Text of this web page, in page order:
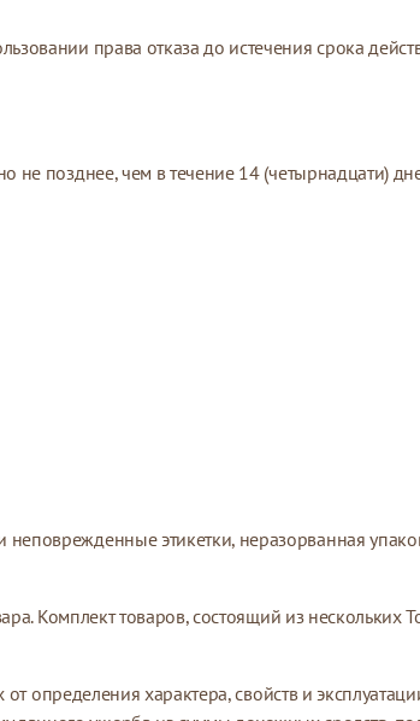
права отказа до истечения срока
не позднее, чем в течение 14 (четырнадцати)
этикетки, неразорванная
Комплект товаров, состоящий из нескольких
определения характера, свойств и